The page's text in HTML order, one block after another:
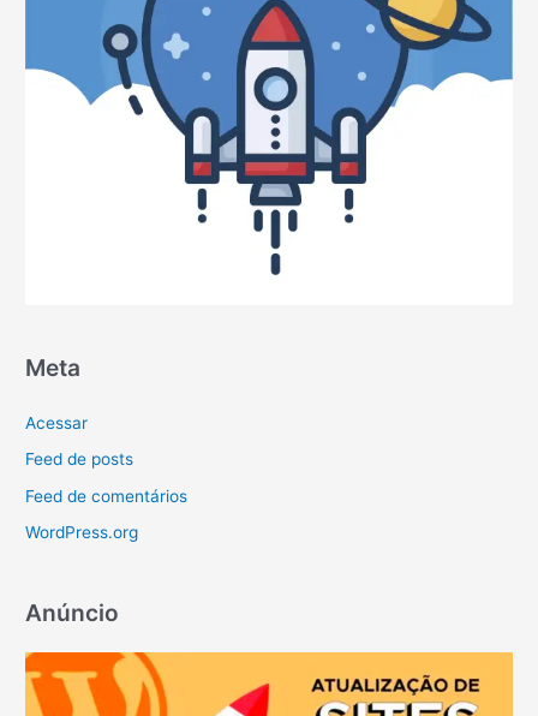
Meta
Acessar
Feed de posts
Feed de comentários
WordPress.org
Anúncio